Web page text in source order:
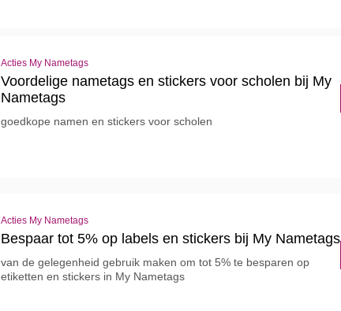
Acties My Nametags
Voordelige nametags en stickers voor scholen bij My
Nametags
goedkope namen en stickers voor scholen
Acties My Nametags
Bespaar tot 5% op labels en stickers bij My Nametags
van de gelegenheid gebruik maken om tot 5% te besparen op
etiketten en stickers in My Nametags